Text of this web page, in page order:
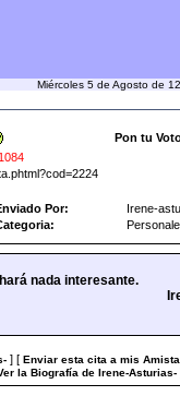
Miércoles 5 de Agosto de
Pon tu
1084
Por:
Irene-
nada interesante.
] [ Enviar esta cita a mis
la Biografía de Irene-Asturias-